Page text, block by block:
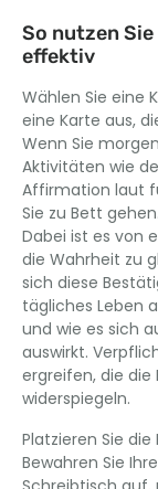
So nutzen
effektiv
Wählen Sie eine
eine Karte aus,
Wenn Sie
Aktivitäten wie
Affirmation laut
Sie zu Bett
Dabei ist es von
die Wahrheit zu
sich diese
tägliches Leben
und wie es sich
auswirkt.
ergreifen, die
widerspiegeln.
Platzieren Sie
Bewahren Sie